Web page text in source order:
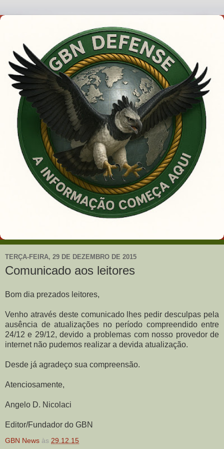
TERÇA-FEIRA, 29 DE DEZEMBRO DE 2015
Comunicado aos leitores
Bom dia prezados leitores,
Venho através deste comunicado lhes pedir desculpas pela
ausência de atualizações no período compreendido entre
24/12 e 29/12, devido a problemas com nosso provedor de
internet não pudemos realizar a devida atualização.
Desde já agradeço sua compreensão.
Atenciosamente,
Angelo D. Nicolaci
Editor/Fundador do GBN
GBN News às 29.12.15